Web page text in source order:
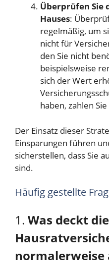
Überprüfen Sie
Hauses:
regelmäßig, um
nicht für
den Sie nicht
beispielsweise
sich der Wert
haben, zahlen
Der Einsatz dieser
Einsparungen führen
sicherstellen, dass Sie
sind.
Häufig gestellte
1. Was deckt die
normalerweise